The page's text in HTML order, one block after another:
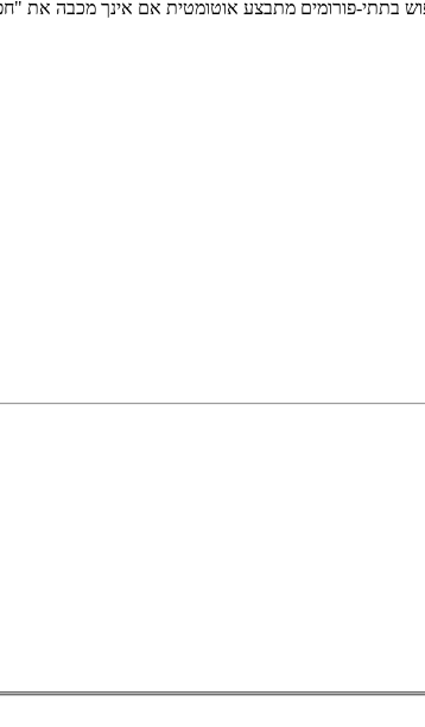
מתבצע אוטומטית אם אינך מכבה את "חפש בתת-פורומים" למטה.